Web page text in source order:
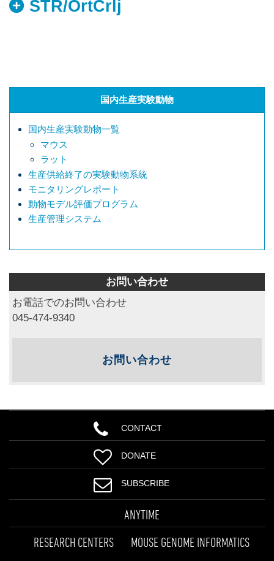
STR/OrtCrlj
国内生産実験動物
国内生産実験動物一覧
マウス
ラット
生産供給終了の実験動物系統
モニタリングレポート
動物モデル評価プログラム
生産管理システム
お問い合わせ
お電話でのお問い合わせ
045-474-9340
お問い合わせ
CONTACT
DONATE
SUBSCRIBE
ANYTIME
RESEARCH CENTERS
MOUSE GENOME INFORMATICS